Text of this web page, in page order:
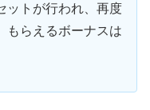
ットが行われ、再度
もらえるボーナスは